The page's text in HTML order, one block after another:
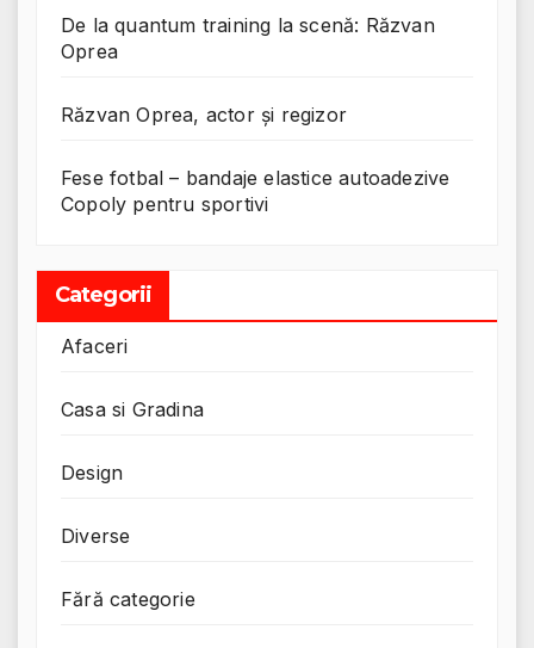
De la quantum training la scenă: Răzvan
Oprea
Răzvan Oprea, actor și regizor
Fese fotbal – bandaje elastice autoadezive
Copoly pentru sportivi
Categorii
Afaceri
Casa si Gradina
Design
Diverse
Fără categorie